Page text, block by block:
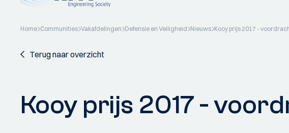
Home Communities Vakafdelingen Defensie en Veiligheid Nieuws Kooy prijs 2017 -
Terug naar overzicht
Kooy prijs 2017 -